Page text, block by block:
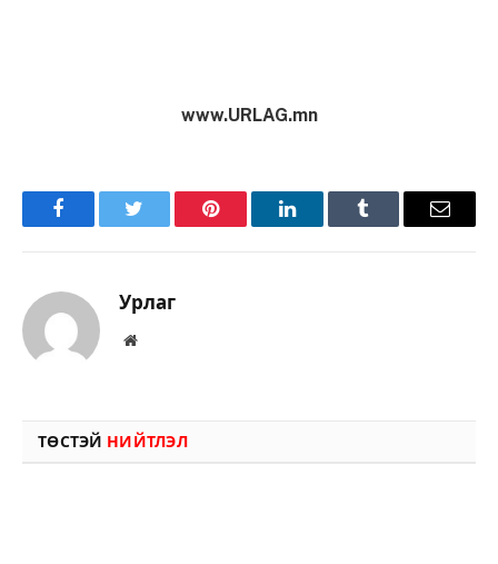
www.URLAG.mn
FacebookTwitter Pinterest LinkedInTumblr Имэйл
Урлаг
Вэбсайт
ТӨСТЭЙ НИЙТЛЭЛ